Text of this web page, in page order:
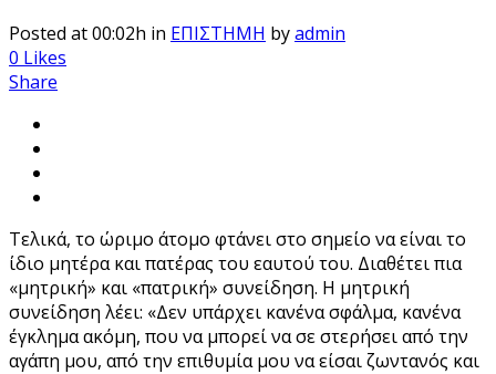
Posted at 00:02h in ΕΠΙΣΤΗΜΗ byadmin
0 Likes
Share
Τελικά, το ώριμο άτομο φτάνει στο σημείο να είναι το
ίδιο μητέρα και πατέρας του εαυτού του. Διαθέτει πια
«μητρική» και «πατρική» συνείδηση. Η μητρική
συνείδηση λέει: «Δεν υπάρχει κανένα σφάλμα, κανένα
έγκλημα ακόμη, που να μπορεί να σε στερήσει από την
αγάπη μου, από την επιθυμία μου να είσαι ζωντανός και